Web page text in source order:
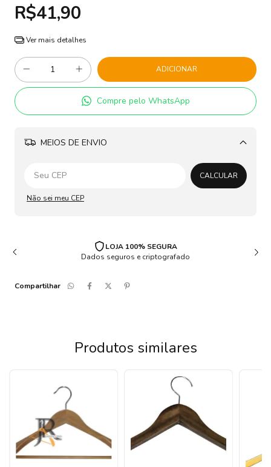
R$41,90
Ver mais detalhes
Compre pelo WhatsApp
MEIOS DE ENVIO
Alterar CEP
CALCULAR
Não sei meu CEP
LOJA 100% SEGURA
Dados seguros e criptografado
Compartilhar
Produtos similares